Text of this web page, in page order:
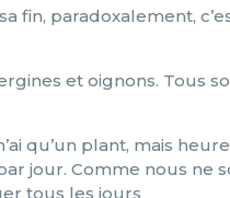
fin, paradoxalement,
et oignons. Tous
qu’un plant, mais
jour. Comme nous ne
tous les jours